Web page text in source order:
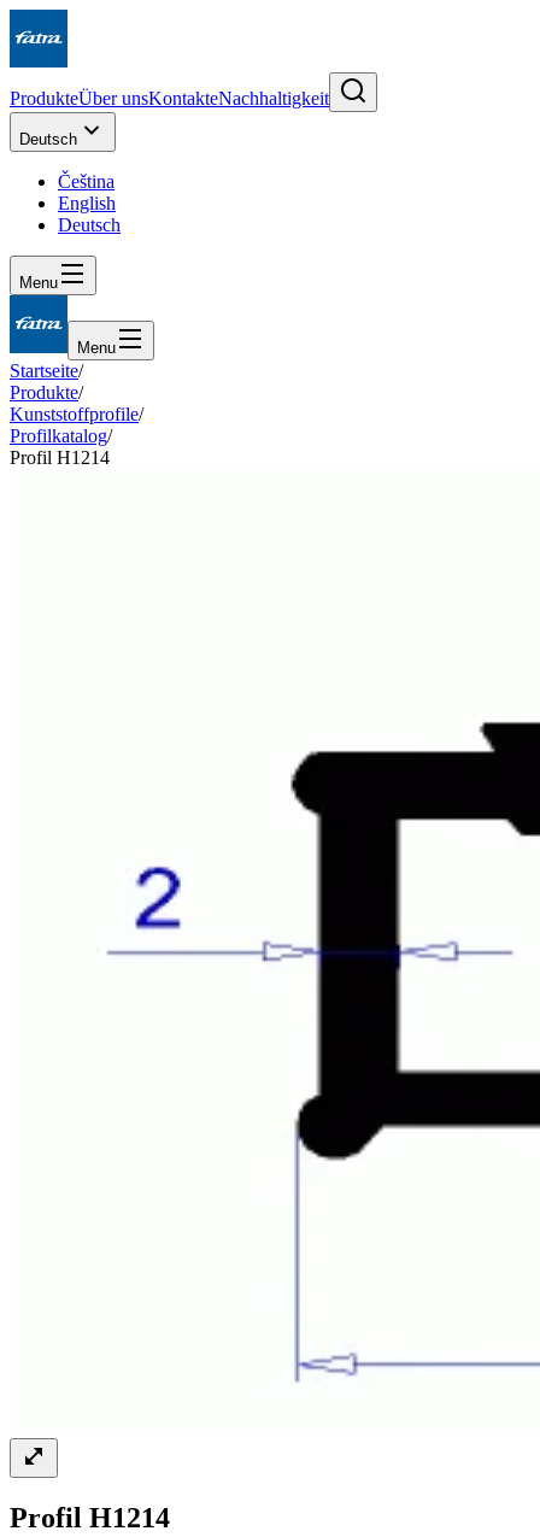
ProdukteÜber unsKontakteNachhaltigkeit
Deutsch
Čeština
English
Deutsch
Menu
Menu
Startseite/
Produkte/
Kunststoffprofile/
Profilkatalog/
Profil H1214
Profil H1214